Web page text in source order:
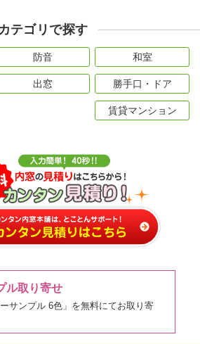
カテゴリで探す
防音 和室
出窓 勝手口・ドア
賃貸マンション
ル取り寄せ
ーサンプル 6色」を無料にてお取り寄